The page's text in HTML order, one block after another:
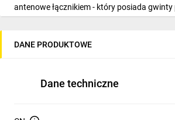
antenowe łącznikiem - który posiada
Dzięki takiemu rozwiązaniu otrzymujemy
sygnału. Zestaw zawiera: 2x wtyki typu "F"
DANE PRODUKTOWE
Dane techniczne